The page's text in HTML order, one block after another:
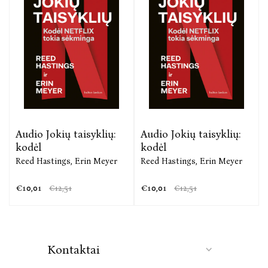
Audio Jokių taisyklių:
kodėl
Reed Hastings, Erin Meyer
€10,01 €12,51
Audio Jokių taisyklių:
kodėl
Reed Hastings, Erin Meyer
€10,01 €12,51
Kontaktai